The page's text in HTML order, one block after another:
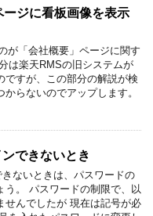
ジに看板画像を表示
が「会社概要」ページに関す
は楽天RMSの旧システムが
ですが、この部分の解説が検
らないのでアップします。
できないとき
ないときは、パスワードの
う。 パスワードの制限で、以
せんでしたが 現在は記号が必